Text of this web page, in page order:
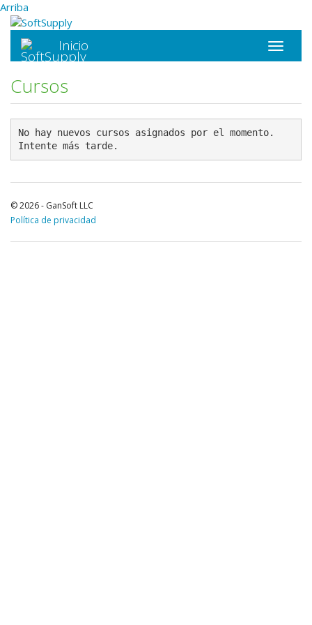
Arriba
Inicio
Cursos
No hay nuevos cursos asignados por el momento.
Intente más tarde.
© 2026 - GanSoft LLC
Política de privacidad